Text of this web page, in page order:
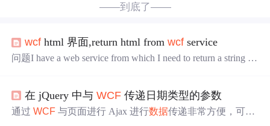
——到底了——
wcf html 界面,return html fromwcf service
问题I have a web service from which I need to return a string co
ntains ...
在 jQuery 中与WCF 传递日期类型的参数
通过WCF 与页面进行 Ajax 进行数据传递非常方便，可